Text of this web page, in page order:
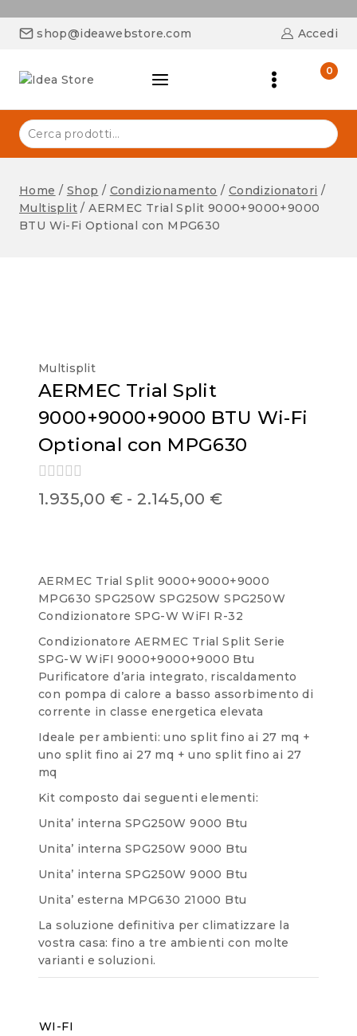
shop@ideawebstore.com Accedi
0
Home / Shop / Condizionamento / Condizionatori /
Multisplit / AERMEC Trial Split 9000+9000+9000
BTU Wi-Fi Optional con MPG630
Multisplit
AERMEC Trial Split
9000+9000+9000 BTU Wi-Fi
Optional con MPG630
0
out
1.935,00 € - 2.145,00 €
AERMEC Trial Split 9000+9000+9000
MPG630 SPG250W SPG250W SPG250W
Condizionatore SPG-W WiFI R-32
Condizionatore AERMEC Trial Split Serie
SPG-W WiFI 9000+9000+9000 Btu
Purificatore d’aria integrato, riscaldamento
con pompa di calore a basso assorbimento di
corrente in classe energetica elevata
Ideale per ambienti: uno split fino ai 27 mq +
uno split fino ai 27 mq + uno split fino ai 27
mq
Kit composto dai seguenti elementi:
Unita’ interna SPG250W 9000 Btu
Unita’ interna SPG250W 9000 Btu
Unita’ interna SPG250W 9000 Btu
Unita’ esterna MPG630 21000 Btu
La soluzione definitiva per climatizzare la
vostra casa: fino a tre ambienti con molte
varianti e soluzioni.
WI-FI